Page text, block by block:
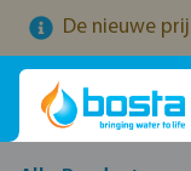
de hoofdinhoud
Ga naar de
Ga naar de
De nieuwe